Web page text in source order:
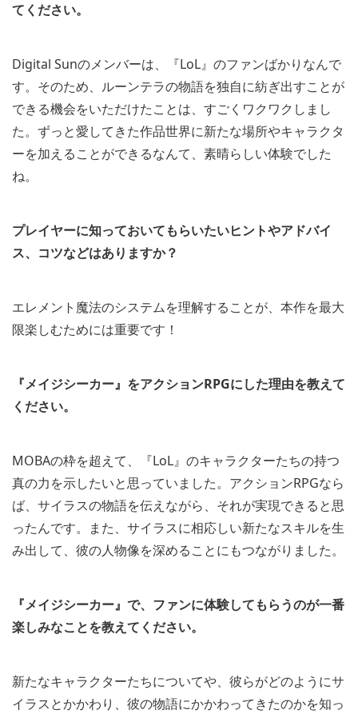
てください。
Digital Sunのメンバーは、『LoL』のファンばかりなんで
す。そのため、ルーンテラの物語を独自に紡ぎ出すことが
できる機会をいただけたことは、すごくワクワクしまし
た。ずっと愛してきた作品世界に新たな場所やキャラクタ
ーを加えることができるなんて、素晴らしい体験でした
ね。
プレイヤーに知っておいてもらいたいヒントやアドバイ
ス、コツなどはありますか？
エレメント魔法のシステムを理解することが、本作を最大
限楽しむためには重要です！
『メイジシーカー』をアクションRPGにした理由を教えて
ください。
MOBAの枠を超えて、『LoL』のキャラクターたちの持つ
真の力を示したいと思っていました。アクションRPGなら
ば、サイラスの物語を伝えながら、それが実現できると思
ったんです。また、サイラスに相応しい新たなスキルを生
み出して、彼の人物像を深めることにもつながりました。
『メイジシーカー』で、ファンに体験してもらうのが一番
楽しみなことを教えてください。
新たなキャラクターたちについてや、彼らがどのようにサ
イラスとかかわり、彼の物語にかかわってきたのかを知っ